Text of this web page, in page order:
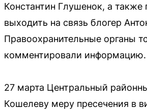
Константин Глушенок, а также
выходить на связь блогер
Правоохранительные органы
комментировали информацию.
27 марта Центральный
Кошелеву меру пресечения в